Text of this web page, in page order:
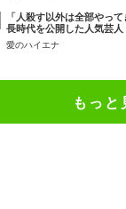
「人殺す以外は全部やっ
長時代を公開した人気芸人
愛のハイエナ
もっと